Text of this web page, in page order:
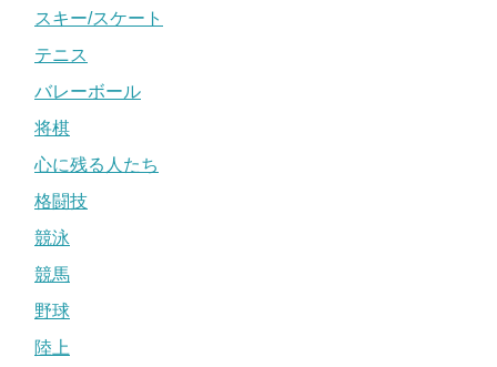
スキー/スケート
テニス
バレーボール
将棋
心に残る人たち
格闘技
競泳
競馬
野球
陸上